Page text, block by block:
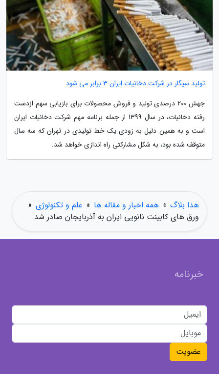
تولید سیگار در شرکت دخانیات ایران 3 برابر می شود
جهش 200 درصدی تولید و فروش محصولات برای بازیابی سهم ازدست
رفته دخانیات، در سال 1399 از جمله برنامه مهم شرکت دخانیات ایران
است و به همین دلیل به زودی یک خط تولیدی در تهران که سه سال
متوقف شده بود، به شکل مشارکتی راه اندازی خواهد شد.
هدا بلاگ » همه اخبار و مقاله ها » علم و تکنولوژی »
ورق های کابینت نانویی ایران به آذربایجان صادر شد
خبرنامه
عضویت